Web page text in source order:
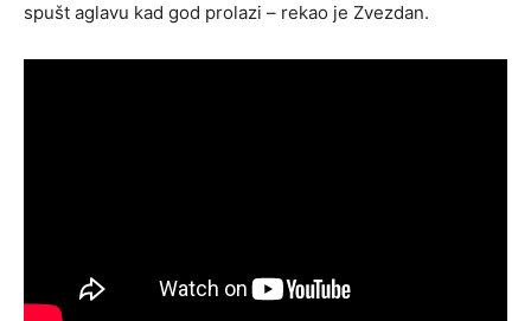
spušt aglavu kad god prolazi – rekao je Zvezdan.